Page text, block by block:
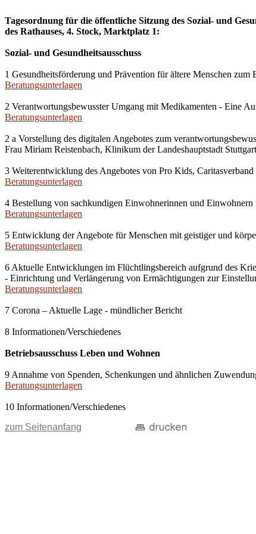
Tagesordnung für die öffentliche Sitzung des Sozial- und
des Rathauses, 4. Stock, Marktplatz 1:
Sozial- und Gesundheitsausschuss
1 Gesundheitsförderung und Prävention für ältere Menschen
Beratungsunterlagen
2 Verantwortungsbewusster Umgang mit Medikamenten - Eine
Beratungsunterlagen
2 a Vorstellung des digitalen Angebotes zum
Frau Miriam Reistenbach, Klinikum der Landeshauptstadt Stuttgart
3 Weiterentwicklung des Angebotes von Pro Kids,
Beratungsunterlagen
4 Bestellung von sachkundigen Einwohnerinnen und
Beratungsunterlagen
5 Entwicklung der Angebote für Menschen mit geistiger und
Beratungsunterlagen
6 Aktuelle Entwicklungen im Flüchtlingsbereich aufgrund des
- Einrichtung und Verlängerung von Ermächtigungen zur
Beratungsunterlagen
7 Corona – Aktuelle Lage - mündlicher Bericht
8 Informationen/Verschiedenes
Betriebsausschuss Leben und Wohnen
9 Annahme von Spenden, Schenkungen und ähnlichen
Beratungsunterlagen
10 Informationen/Verschiedenes
zum Seitenanfang